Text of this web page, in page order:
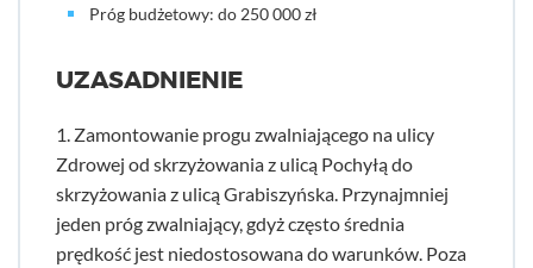
Próg budżetowy: do 250 000 zł
UZASADNIENIE
1. Zamontowanie progu zwalniającego na ulicy
Zdrowej od skrzyżowania z ulicą Pochyłą do
skrzyżowania z ulicą Grabiszyńska. Przynajmniej
jeden próg zwalniający, gdyż często średnia
prędkość jest niedostosowana do warunków. Poza